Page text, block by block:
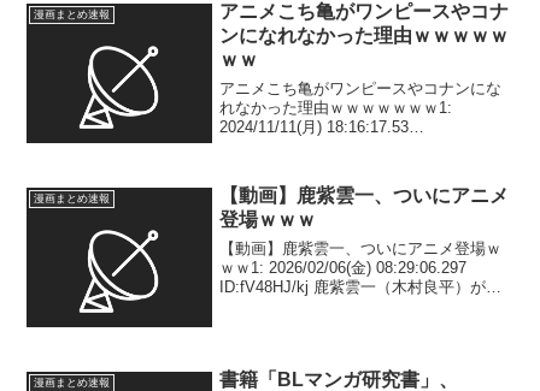
漫画まとめ速報
アニメこち亀がワンピースやコナ
ンになれなかった理由ｗｗｗｗｗ
ｗｗ
アニメこち亀がワンピースやコナンにな
れなかった理由ｗｗｗｗｗｗｗ1:
2024/11/11(月) 18:16:17.53
漫画まとめ速報
【動画】鹿紫雲一、ついにアニメ
登場ｗｗｗ
【動画】鹿紫雲一、ついにアニメ登場ｗ
ｗｗ1: 2026/02/06(金) 08:29:06.297
ID:fV48HJ/kj 鹿紫雲一（木村良平）がカ
漫画まとめ速報
書籍「BLマンガ研究書」、